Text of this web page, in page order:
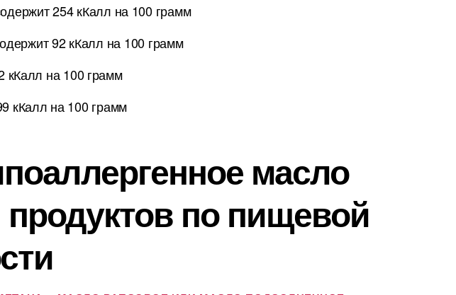
254 кКалл на 100 грамм
92 кКалл на 100 грамм
кКалл на 100 грамм
кКалл на 100 грамм
масло
по пищевой